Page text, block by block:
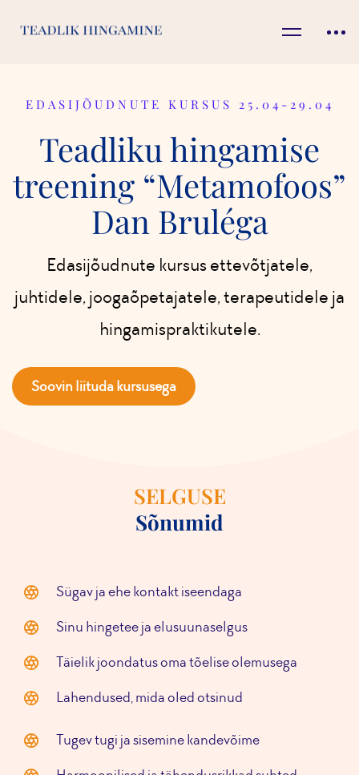
EDASIJÕUDNUTE KURSUS 25.04-29.04
Teadliku hingamise
treening “Metamofoos”
Dan Bruléga
Edasijõudnute kursus ettevõtjatele,
juhtidele, joogaõpetajatele, terapeutidele ja
hingamispraktikutele.
Soovin liituda kursusega
SELGUSE
Sõnumid
Sügav ja ehe kontaktiseendaga
Sinu hingetee ja elusuunaselgus
Täielik joondatusoma tõeliseolemusega
Lahendused, midaoled otsinud
Tugev tugi ja sisemine kandevõime